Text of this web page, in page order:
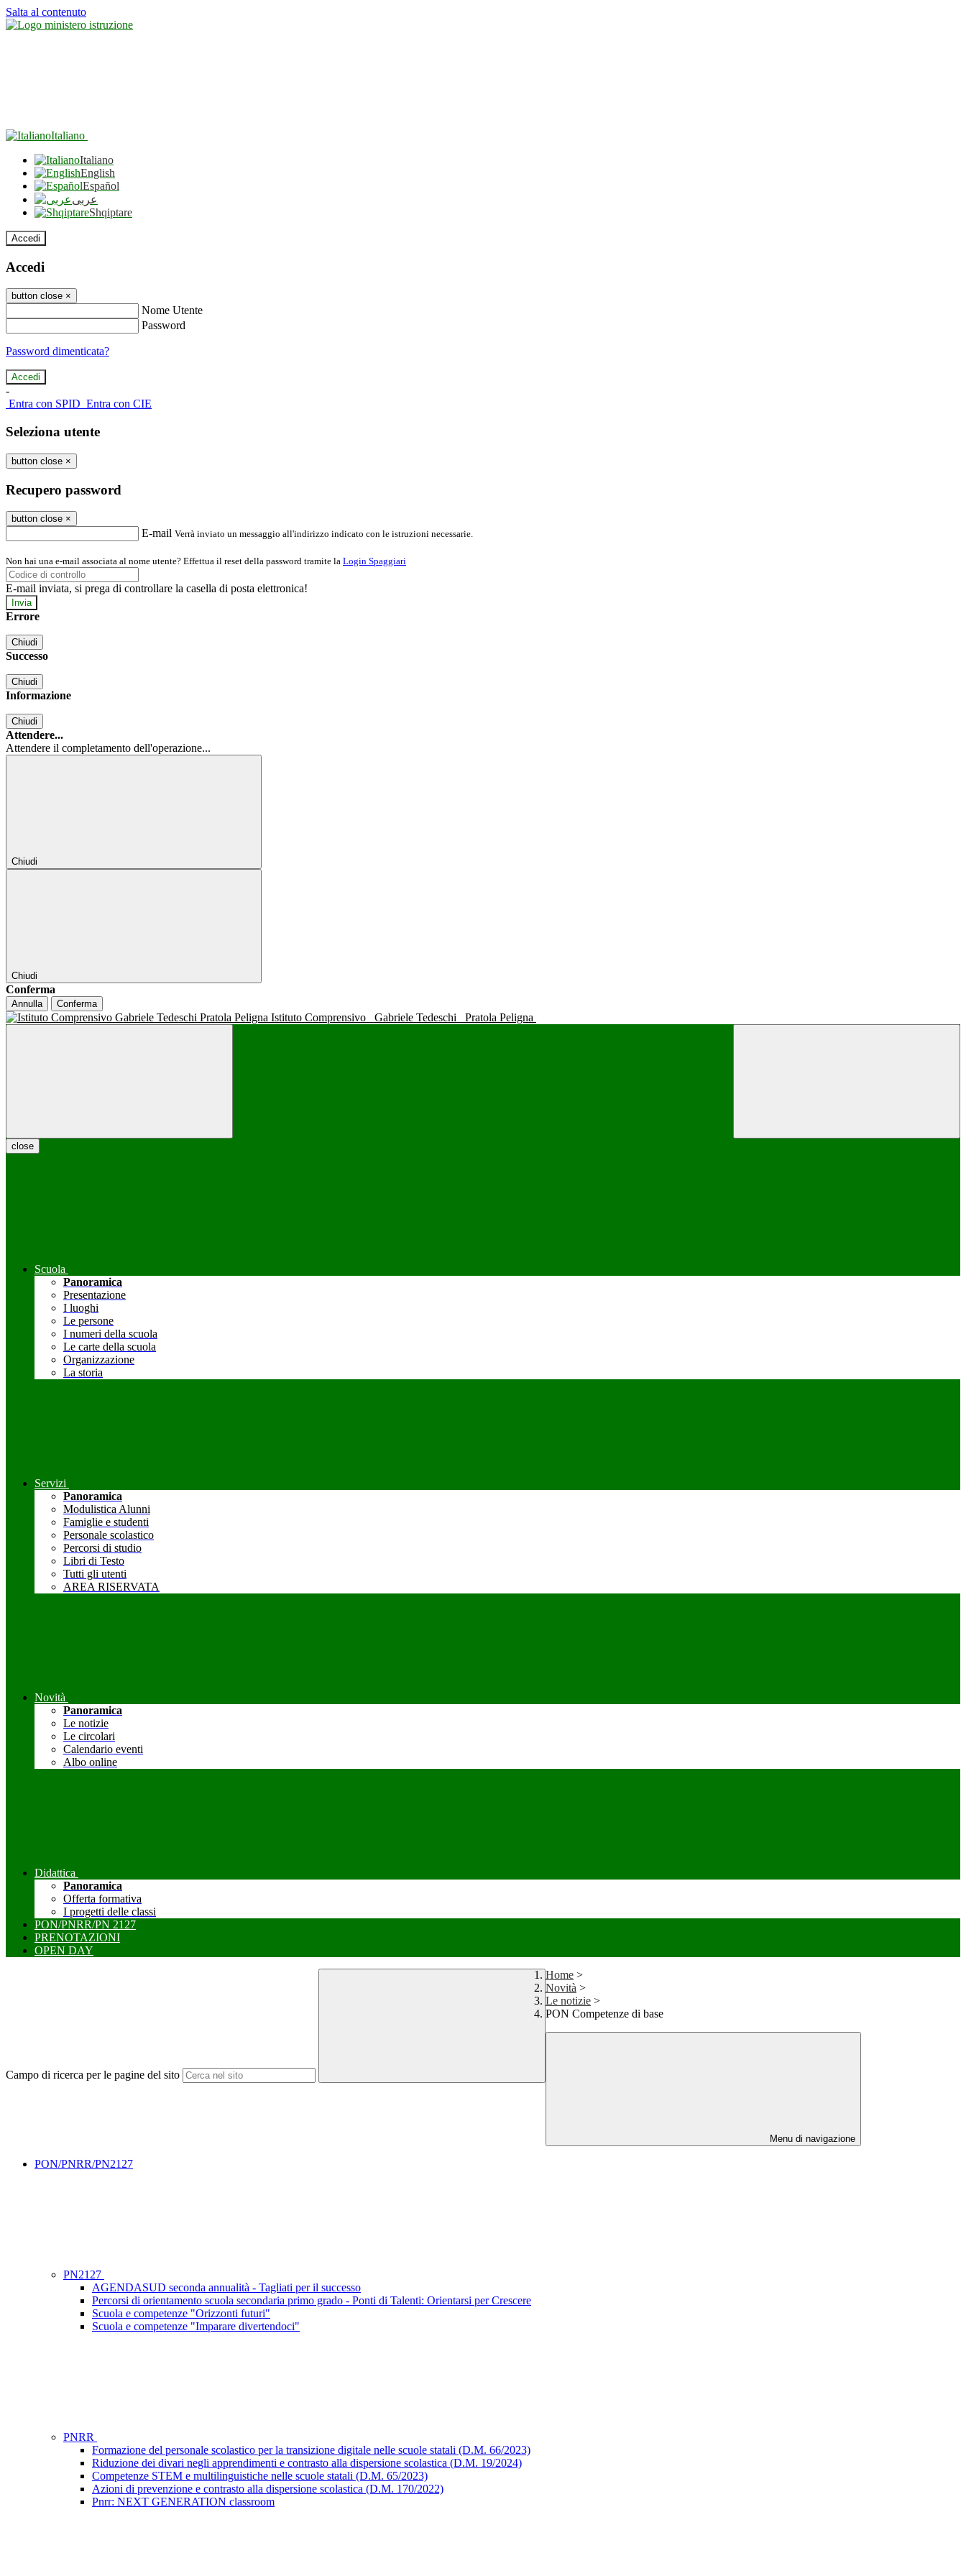
Salta al contenuto
Italiano
Italiano
English
Español
عربى
Shqiptare
Accedi
Accedi
button close ×
Nome Utente
Password
Password dimenticata?
-
Entra con SPID Entra con CIE
Seleziona utente
button close ×
Recupero password
button close ×
E-mail Verrà inviato un messaggio all'indirizzo indicato con le istruzioni necessarie.
Non hai una e-mail associata al nome utente? Effettua il reset della password tramite la Login Spaggiari
E-mail inviata, si prega di controllare la casella di posta elettronica!
Errore
Chiudi
Successo
Chiudi
Informazione
Chiudi
Attendere...
Attendere il completamento dell'operazione...
Chiudi
Chiudi
Conferma
Annulla Conferma
Istituto Comprensivo Gabriele Tedeschi Pratola Peligna
close
Scuola
Panoramica
Presentazione
I luoghi
Le persone
I numeri della scuola
Le carte della scuola
Organizzazione
La storia
Servizi
Panoramica
Modulistica Alunni
Famiglie e studenti
Personale scolastico
Percorsi di studio
Libri di Testo
Tutti gli utenti
AREA RISERVATA
Novità
Panoramica
Le notizie
Le circolari
Calendario eventi
Albo online
Didattica
Panoramica
Offerta formativa
I progetti delle classi
PON/PNRR/PN 2127
PRENOTAZIONI
OPEN DAY
Campo di ricerca per le pagine del sito
Home >
Novità >
Le notizie >
PON Competenze di base
Menu di navigazione
PON/PNRR/PN2127
PN2127
AGENDASUD seconda annualità - Tagliati per il successo
Percorsi di orientamento scuola secondaria primo grado - Ponti di Talenti: Orientarsi per Crescere
Scuola e competenze "Orizzonti futuri"
Scuola e competenze "Imparare divertendoci"
PNRR
Formazione del personale scolastico per la transizione digitale nelle scuole statali (D.M. 66/2023)
Riduzione dei divari negli apprendimenti e contrasto alla dispersione scolastica (D.M. 19/2024)
Competenze STEM e multilinguistiche nelle scuole statali (D.M. 65/2023)
Azioni di prevenzione e contrasto alla dispersione scolastica (D.M. 170/2022)
Pnrr: NEXT GENERATION classroom